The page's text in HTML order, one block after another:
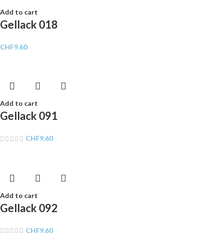
Add to cart
Gellack 018
CHF9.60
Add to cart
Gellack 091
CHF9.60
Add to cart
Gellack 092
CHF9.60